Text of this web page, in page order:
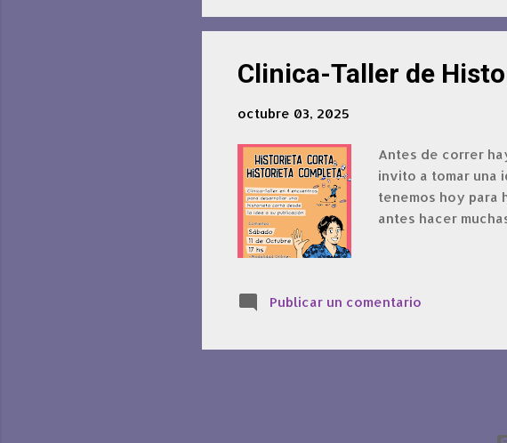
Clinica-Taller de
octubre 03, 2025
Antes de correr
invito a tomar una
tenemos hoy para
antes hacer
Publicar un comentario